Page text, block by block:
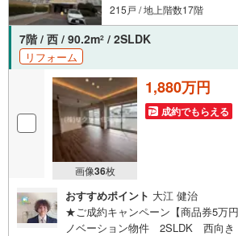
215戸 / 地上階数17階
7階 / 西 / 90.2m2 / 2SLDK
リフォーム
画像36枚
1,880万円
成約でもらえる
おすすめポイント 大江 健治
★ご成約キャンペーン【商品券5万
ノベーション物件 2SLDK 西向